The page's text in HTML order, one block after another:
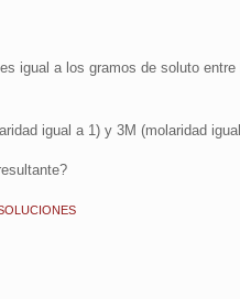
igual a los gramos de soluto
igual a 1) y 3M (molaridad